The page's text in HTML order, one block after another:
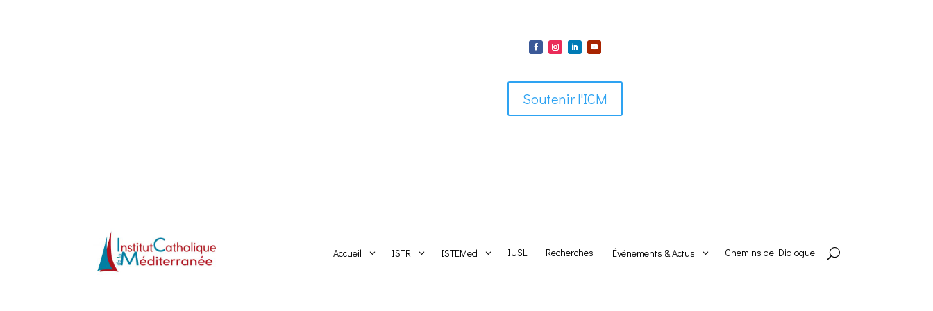
Soutenir l'ICM
Accueil 3 ISTR 3 ISTEMed 3 IUSL Recherches Événements & Actus 3 Chemins de Dialogue U